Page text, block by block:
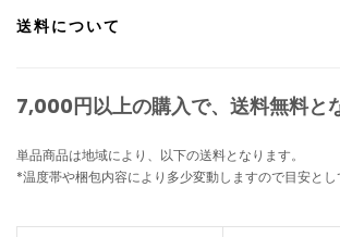
送料について
7,000円以上の購入で、 送料無料と
単品商品は地域により、以下の送料となります。
*温度帯や梱包内容により多少変動しますので目安とし